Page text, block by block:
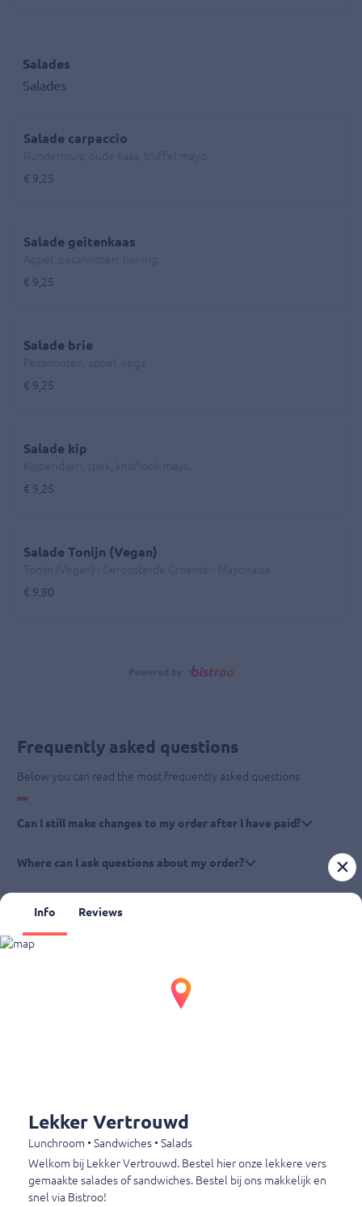
Salades
Salades
Salade carpaccio
€ 9,25
Salade geitenkaas
€ 9,25
Salade brie
€ 9,25
Salade kip
€ 9,25
Salade Tonijn (Vegan)
€ 9,80
Frequently asked questions
Below you can read the most frequently asked questions
Can I still make changes to my order after I have paid?
Where can I ask questions about my order?
Monday
09:30 – 15:00
Tuesday
09:30 – 15:00
Wednesday
09:30 – 15:00
Friday
09:30 – 15:00
Info Reviews
Lekker Vertrouwd
Lunchroom • Sandwiches • Salads
Welkom bij Lekker Vertrouwd. Bestel hier onze lekkere vers
gemaakte salades of sandwiches. Bestel bij ons makkelijk en
snel via Bistroo!